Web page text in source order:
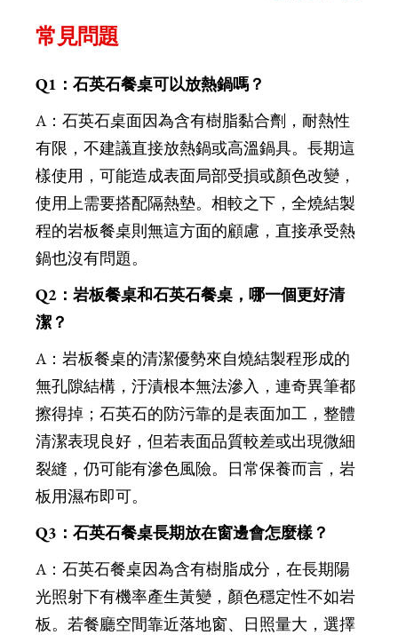
常見問題
Q1：石英石餐桌可以放熱鍋嗎？
A：石英石桌面因為含有樹脂黏合劑，耐熱性
有限，不建議直接放熱鍋或高溫鍋具。長期這
樣使用，可能造成表面局部受損或顏色改變，
使用上需要搭配隔熱墊。相較之下，全燒結製
程的岩板餐桌則無這方面的顧慮，直接承受熱
鍋也沒有問題。
Q2：岩板餐桌和石英石餐桌，哪一個更好清
潔？
A：岩板餐桌的清潔優勢來自燒結製程形成的
無孔隙結構，汙漬根本無法滲入，連奇異筆都
擦得掉；石英石的防污靠的是表面加工，整體
清潔表現良好，但若表面品質較差或出現微細
裂縫，仍可能有滲色風險。日常保養而言，岩
板用濕布即可。
Q3：石英石餐桌長期放在窗邊會怎麼樣？
A：石英石餐桌因為含有樹脂成分，在長期陽
光照射下有機率產生黃變，顏色穩定性不如岩
板。若餐廳空間靠近落地窗、日照量大，選擇